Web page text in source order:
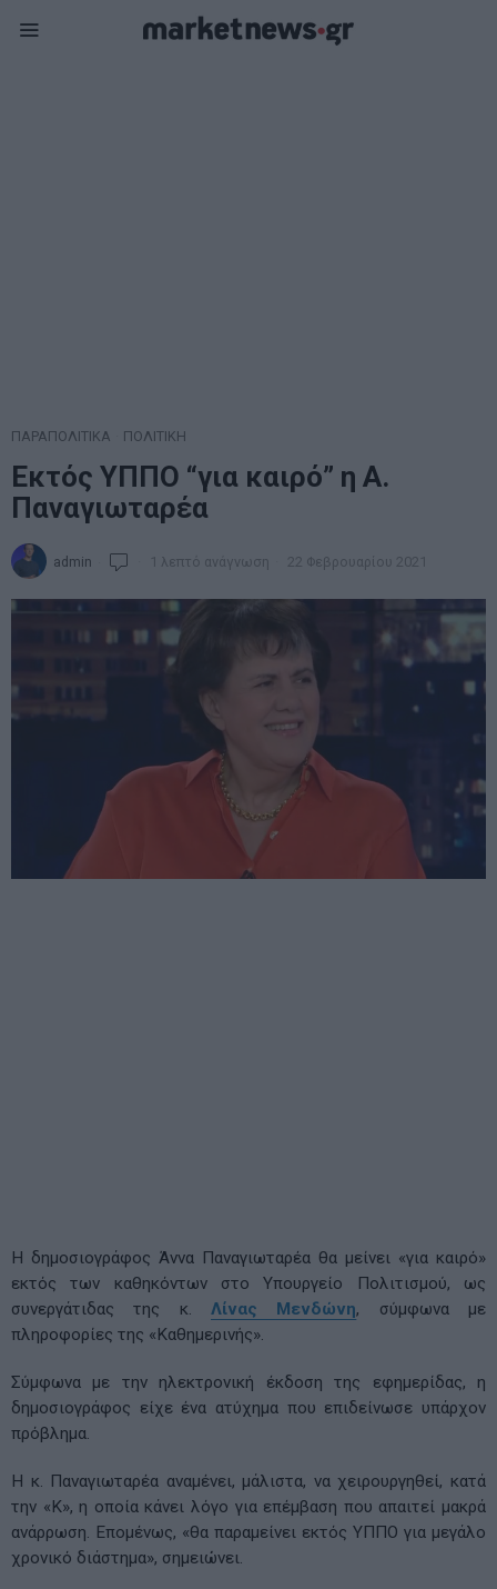
ΠΑΡΑΠΟΛΙΤΙΚΑ ΠΟΛΙΤΙΚΗ
Εκτός ΥΠΠΟ “για καιρό” η Α.
Παναγιωταρέα
admin 1 λεπτό ανάγνωση 22 Φεβρουαρίου 2021
Η δημοσιογράφος Άννα Παναγιωταρέα θα μείνει «για καιρό»
εκτός των καθηκόντων στο Υπουργείο Πολιτισμού, ως
συνεργάτιδας της κ. Λίνας Μενδώνη, σύμφωνα με
πληροφορίες της «Καθημερινής».
Σύμφωνα με την ηλεκτρονική έκδοση της εφημερίδας, η
δημοσιογράφος είχε ένα ατύχημα που επιδείνωσε υπάρχον
πρόβλημα.
Η κ. Παναγιωταρέα αναμένει, μάλιστα, να χειρουργηθεί, κατά
την «Κ», η οποία κάνει λόγο για επέμβαση που απαιτεί μακρά
ανάρρωση. Επομένως, «θα παραμείνει εκτός ΥΠΠΟ για μεγάλο
χρονικό διάστημα», σημειώνει.